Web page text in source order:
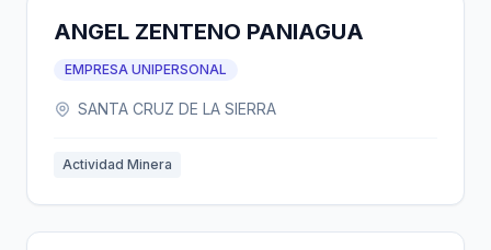
ANGEL ZENTENO PANIAGUA
EMPRESA UNIPERSONAL
SANTA CRUZ DE LA SIERRA
Actividad Minera